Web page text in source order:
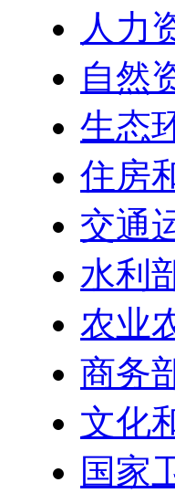
人力
自然
生态
住房
交通
水利
农业
商务
文化
国家